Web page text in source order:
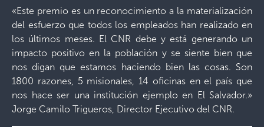
«Este premio es un reconocimiento a la materialización
del esfuerzo que todos los empleados han realizado en
los últimos meses. El CNR debe y está generando un
impacto positivo en la población y se siente bien que
nos digan que estamos haciendo bien las cosas. Son
1800 razones, 5 misionales, 14 oficinas en el país que
nos hace ser una institución ejemplo en El Salvador.»
Jorge Camilo Trigueros, Director Ejecutivo del CNR.